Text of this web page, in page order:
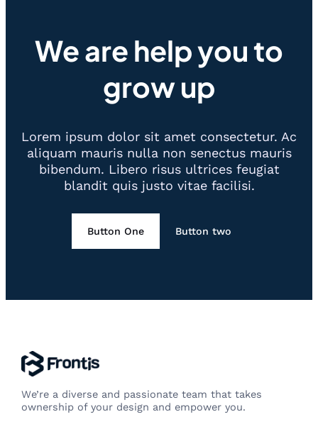
We are help you to
grow up
Lorem ipsum dolor sit amet consectetur. Ac
aliquam mauris nulla non senectus mauris
bibendum. Libero risus ultrices feugiat
blandit quis justo vitae facilisi.
Button One Button two
We’re a diverse and passionate team that takes
ownership of your design and empower you.